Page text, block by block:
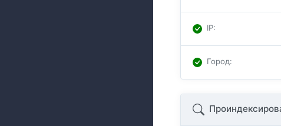
IP:
Город: